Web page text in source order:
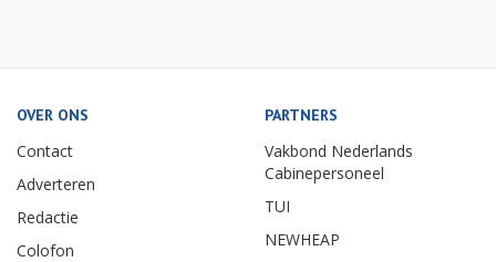
OVER ONS
Contact
Adverteren
Redactie
Colofon
PARTNERS
Vakbond Nederlands
Cabinepersoneel
TUI
NEWHEAP